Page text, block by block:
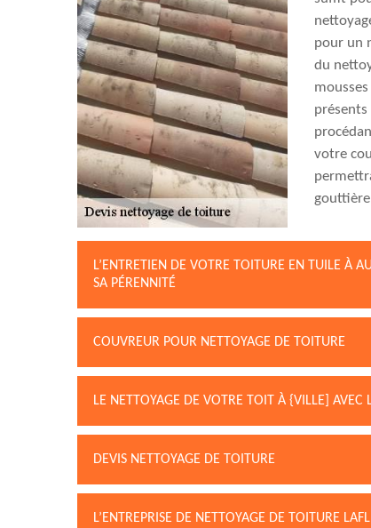
pour un
du
votre
L’ENTRETIEN DE VOTRE TOITURE EN TUILE À
SA PÉRENNITÉ
COUVREUR POUR NETTOYAGE DE TOITURE
LE NETTOYAGE DE VOTRE TOIT À {VILLE]
DEVIS NETTOYAGE DE TOITURE
L’ENTREPRISE DE NETTOYAGE DE TOITURE